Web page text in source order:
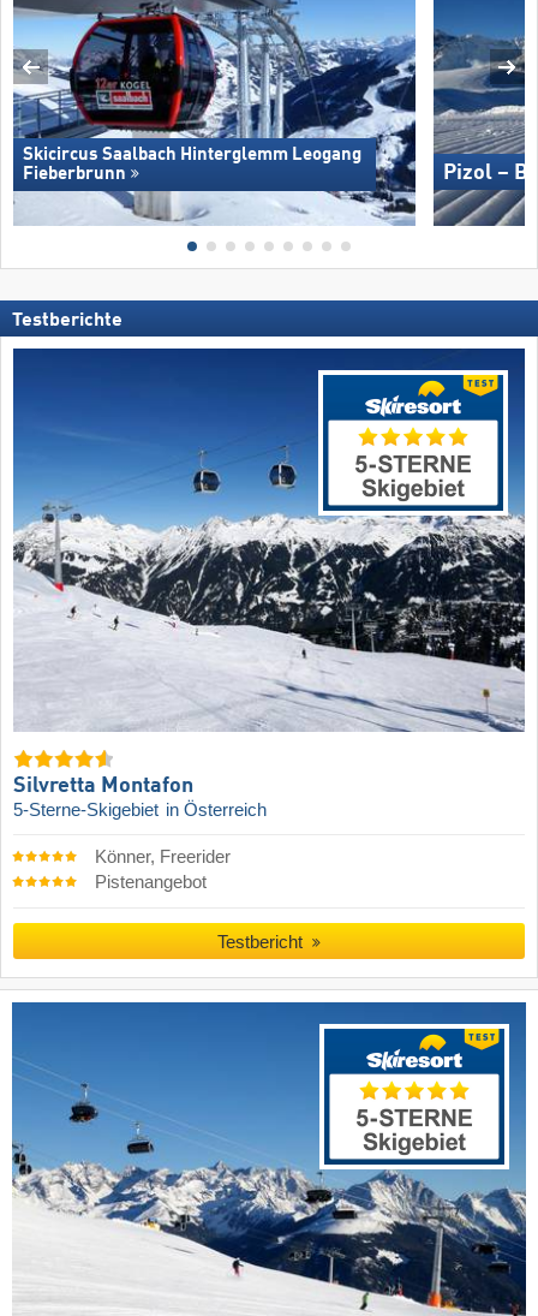
Skicircus Saalbach Hinterglemm Leogang
Fieberbrunn
Pizol –
Testberichte
Silvretta Montafon
5-Sterne-Skigebiet in Österreich
Könner, Freerider
Pistenangebot
Testbericht